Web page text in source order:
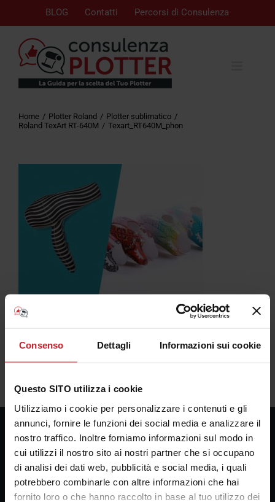
Consenso Dettagli Informazioni sui cookie
Questo SITO utilizza i cookie
Utilizziamo i cookie per personalizzare i contenuti e gli
annunci, fornire le funzioni dei social media e analizzare il
nostro traffico. Inoltre forniamo informazioni sul modo in
cui utilizzi il nostro sito ai nostri partner che si occupano
di analisi dei dati web, pubblicità e social media, i quali
potrebbero combinarle con altre informazioni che hai
fornito loro o che hanno raccolto in base al tuo utilizzo dei
BLOG Contatti Percorsi di Consulenza
Home Plotter Roland
Plotter sublimatico
Roland TexArt RT-640M
Texart_RT640M_phon
Consulenza Plotter
Presso la sede della Bosco forniture Grafiche s.a.s.
Via Principe di Paternò 174